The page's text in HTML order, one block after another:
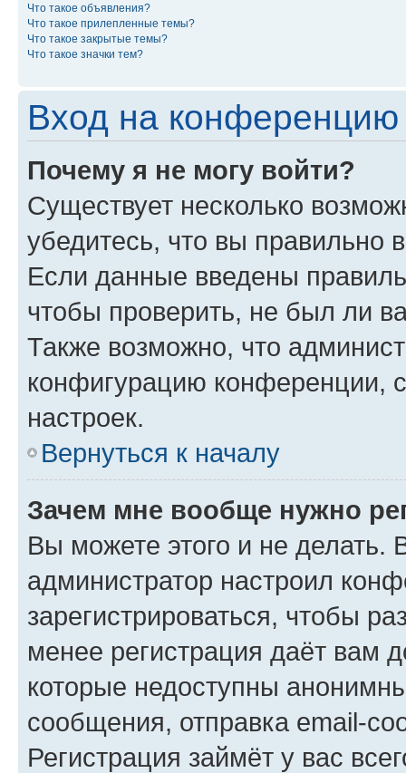
Что такое объявления?
Что такое прилепленные темы?
Что такое закрытые темы?
Что такое значки тем?
Вход на конференцию
Почему я не могу войти?
Существует несколько
убедитесь, что вы правильно
Если данные введены
чтобы проверить, не был ли
Также возможно, что
конфигурацию конференции,
настроек.
Вернуться к началу
Зачем мне вообще нужно
Вы можете этого и не делать.
администратор настроил
зарегистрироваться, чтобы
менее регистрация даёт вам
которые недоступны
сообщения, отправка email-
Регистрация займёт у вас